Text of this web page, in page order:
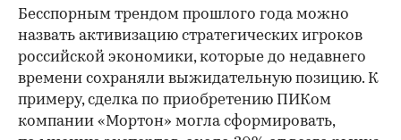
Бесспорным трендом прошлого года можно
назвать активизацию стратегических игроков
российской экономики, которые до недавнего
времени сохраняли выжидательную позицию. К
примеру, сделка по приобретению ПИКом
компании «Мортон» могла сформировать,